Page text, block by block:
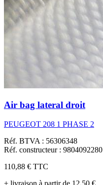
Air bag lateral droit
PEUGEOT 208 1 PHASE 2
Réf. BTVA : 56306348
Réf. constructeur : 9804092280
110,88 € TTC
+ livraison à partir de 12,50 €